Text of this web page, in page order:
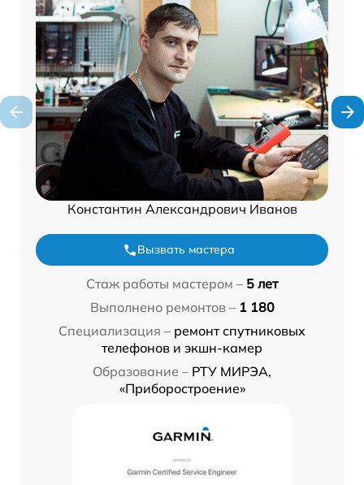
Константин Александрович Иванов
Вызвать мастера
Стаж работы мастером – 5 лет
Выполнено ремонтов – 1 180
Специализация – ремонт спутниковых
телефонов и экшн-камер
Образование – РТУ МИРЭА,
«Приборостроение»